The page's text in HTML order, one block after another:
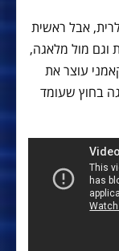
אבל ראשית
וגם מול מלאגה,
קאמני עוצר את
בחוץ שעומד